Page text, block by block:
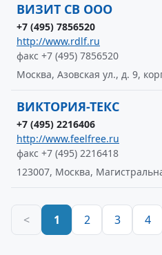
ВИЗИТ СВ ООО
+7 (495) 7856520
http://www.rdlf.ru
факс +7 (495) 7856520
Москва, Азовская ул., д. 9,
ВИКТОРИЯ-ТЕКС
+7 (495) 2216406
http://www.feelfree.ru
факс +7 (495) 2216418
123007, Москва,
< 1 2 3 4